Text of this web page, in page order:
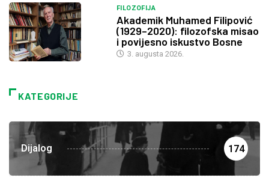
FILOZOFIJA
Akademik Muhamed Filipović
(1929–2020): filozofska misao
i povijesno iskustvo Bosne
3. augusta 2026.
KATEGORIJE
Dijalog 174